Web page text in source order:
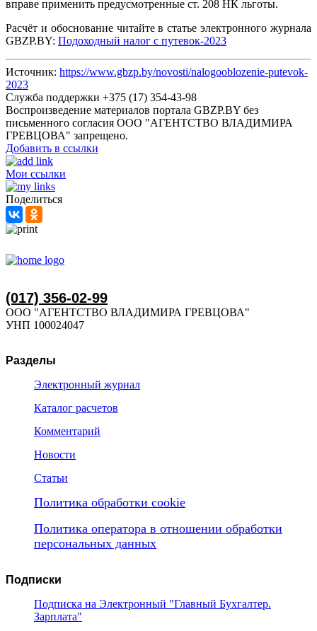
вправе применить предусмотренные ст. 208 НК льготы.
Расчёт и обоснование читайте в статье электронного журнала
GBZP.BY: Подоходный налог с путевок-2023
Источник: https://www.gbzp.by/novosti/nalogooblozenie-putevok-
2023
Служба поддержки +375 (17) 354-43-98
Воспроизведение материалов портала GBZP.BY без
письменного согласия OOO "АГЕНТСТВО ВЛАДИМИРА
ГРЕВЦОВА" запрещено.
Добавить в ссылки
Мои ссылки
Поделиться
(017) 356-02-99
ООО "АГЕНТСТВО ВЛАДИМИРА ГРЕВЦОВА"
УНП 100024047
Разделы
Электронный журнал
Каталог расчетов
Комментарий
Новости
Статьи
Политика обработки cookie
Политика оператора в отношении обработки
персональных данных
Подписки
Подписка на Электронный "Главный Бухгалтер.
Зарплата"